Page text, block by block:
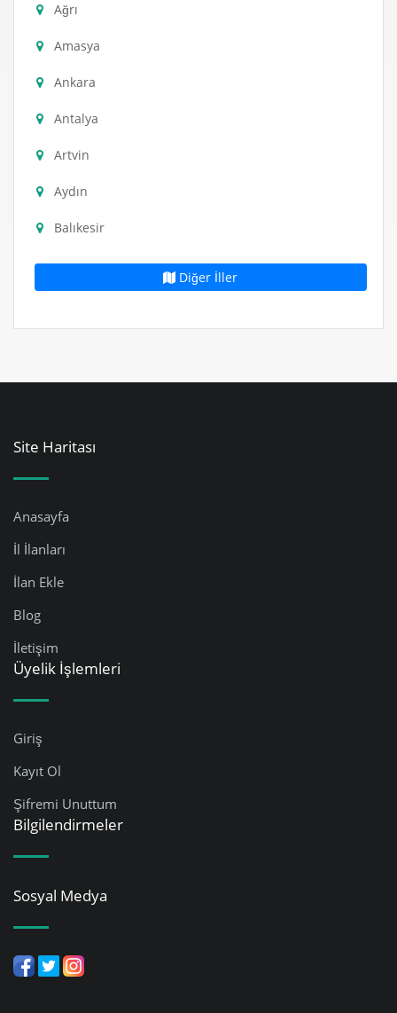
Ağrı
Amasya
Ankara
Antalya
Artvin
Aydın
Balıkesir
Diğer İller
Site Haritası
Anasayfa
İl İlanları
İlan Ekle
Blog
İletişim
Üyelik İşlemleri
Giriş
Kayıt Ol
Şifremi Unuttum
Bilgilendirmeler
Sosyal Medya